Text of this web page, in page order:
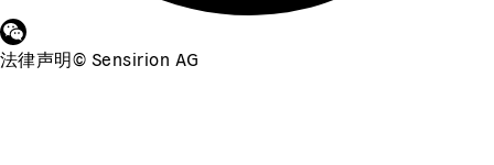
法律声明© Sensirion AG